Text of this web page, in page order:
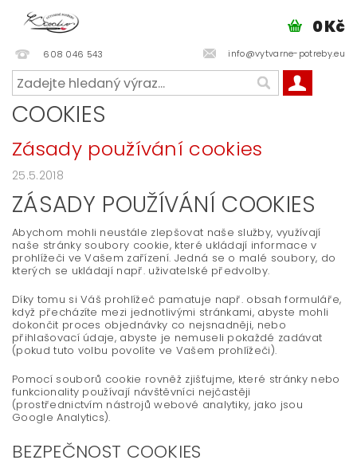
608 046 543 info@vytvarne-potreby.eu
0 Kč
COOKIES
Zásady používání cookies
25.5.2018
ZÁSADY POUŽÍVÁNÍ COOKIES
Abychom mohli neustále zlepšovat naše služby, využívají
naše stránky soubory cookie, které ukládají informace v
prohlížeči ve Vašem zařízení. Jedná se o malé soubory, do
kterých se ukládají např. uživatelské předvolby.
Díky tomu si Váš prohlížeč pamatuje např. obsah formuláře,
když přecházíte mezi jednotlivými stránkami, abyste mohli
dokončit proces objednávky co nejsnadněji, nebo
přihlašovací údaje, abyste je nemuseli pokaždé zadávat
(pokud tuto volbu povolíte ve Vašem prohlížeči).
Pomocí souborů cookie rovněž zjišťujme, které stránky nebo
funkcionality používají návštěvníci nejčastěji
(prostřednictvím nástrojů webové analytiky, jako jsou
Google Analytics).
BEZPEČNOST COOKIES